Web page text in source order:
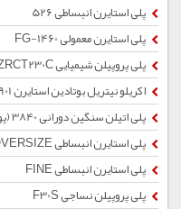
پلی استایرن انبساطی 526
پلی استایرن معمولی 1460-FG
پلی پروپیلن شیمیایی ZRCT230C
اکریلو نیتریل بوتادین استایرن SV0157W2901
پلی اتیلن سنگین دورانی 3840 (پودر)
پلی استایرن انبساطی OVERSIZE
پلی استایرن انبساطی FINE
پلی پروپیلن نساجی F30S